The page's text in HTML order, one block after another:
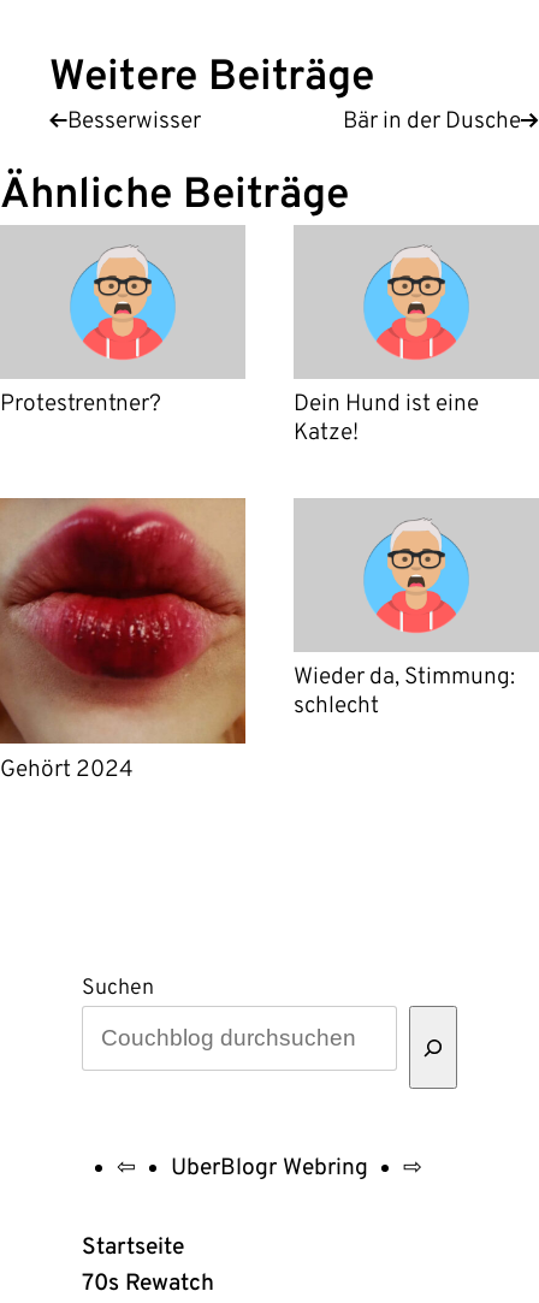
Weitere Beiträge
Besserwisser Bär in der Dusche
Ähnliche Beiträge
Protestrentner?
Dein Hund ist eine
Katze!
Gehört 2024
Wieder da, Stimmung:
schlecht
Suchen
UberBlogr
Webring
Links
⇦ UberBlogr Webring ⇨
Startseite
70s Rewatch